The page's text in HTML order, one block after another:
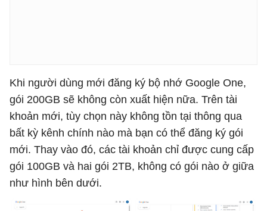
Khi người dùng mới đăng ký bộ nhớ Google One,
gói 200GB sẽ không còn xuất hiện nữa. Trên tài
khoản mới, tùy chọn này không tồn tại thông qua
bất kỳ kênh chính nào mà bạn có thể đăng ký gói
mới. Thay vào đó, các tài khoản chỉ được cung cấp
gói 100GB và hai gói 2TB, không có gói nào ở giữa
như hình bên dưới.